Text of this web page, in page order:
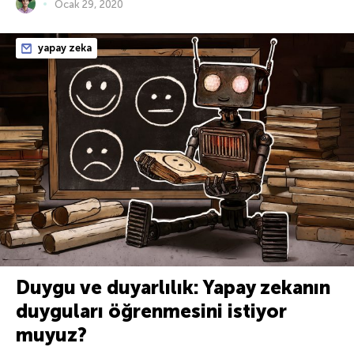
Ocak 29, 2020
yapay zeka
Duygu ve duyarlılık: Yapay zekanın
duyguları öğrenmesini istiyor
muyuz?